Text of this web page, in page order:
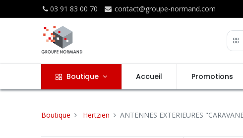
03 91 83 00 70 contact@groupe-normand.com
Boutique Accueil Promotions
Boutique Hertzien ANTENNES EXTERIEURES